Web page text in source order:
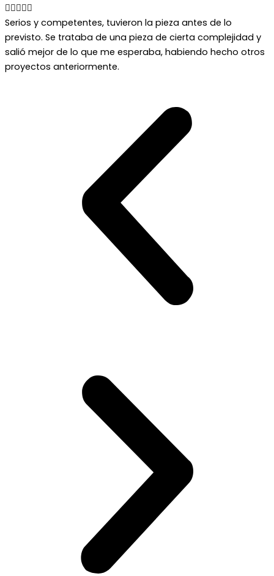

Serios y competentes, tuvieron la pieza antes de lo
previsto. Se trataba de una pieza de cierta complejidad y
salió mejor de lo que me esperaba, habiendo hecho otros
proyectos anteriormente.